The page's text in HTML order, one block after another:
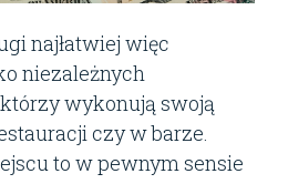
najłatwiej więc
niezależnych
wykonują swoją
czy w barze.
to w pewnym sensie